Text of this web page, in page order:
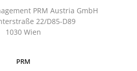
PRM Austria GmbH
22/D85-D89
1030 Wien
PRM